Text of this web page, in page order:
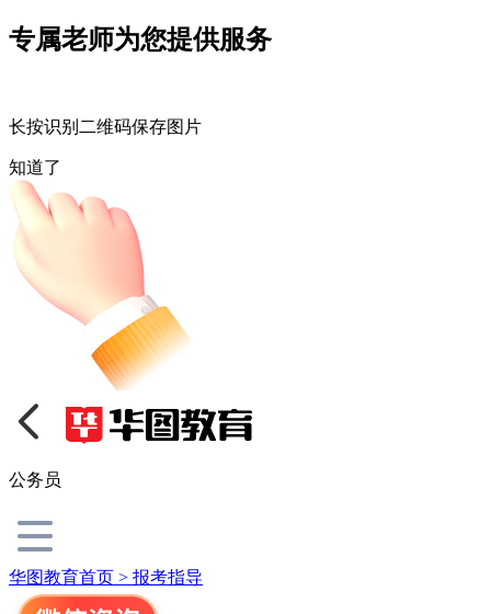
专属老师为您提供服务
长按识别二维码保存图片
知道了
公务员
华图教育首页 > 报考指导